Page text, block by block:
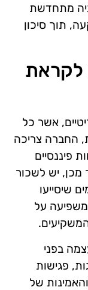
מתחדשת
תוך סיכון
לקראת
אשר כל
החברה צריכה
פיננסיים
מכן, יש לשכור
שיסייעו
משפיעה על
בפני
פגישות
של